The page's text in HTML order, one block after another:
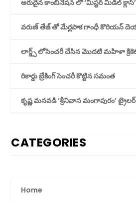
అరుదైన కాంబినేషన్ లో ‘మిస్టర్ మిడిల్
వరుణ్ తేజ్ తో మేర్లపాక గాంధీ కొరియన్
లార్డ్స్ లోసెంచరీ చేసిన మొదటి మహిళా
రికార్డు బ్రేకింగ్ సెంచరీ కొట్టిన సమంత
కృష్ణ మనవడి ‘శ్రీనివాస మంగాపురం’
CATEGORIES
Home